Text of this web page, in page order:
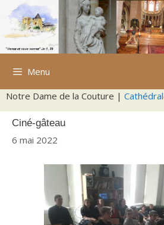
Aller
contenu
Menu
Notre Dame de la Couture |
Ciné-gâteau
6 mai 2022